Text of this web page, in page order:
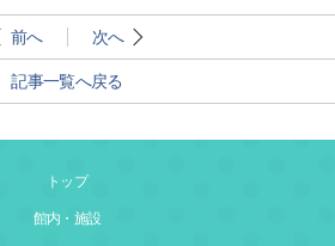
前へ 次へ
記事一覧へ戻る
トップ
館内・施設